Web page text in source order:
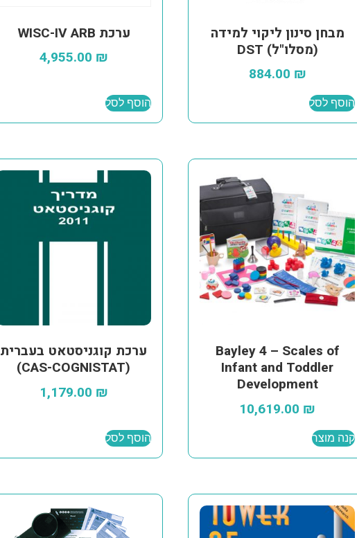
מבחן סינון ליקוי למידה
(מסלו"ל) DST
884.00 ₪
הוסף לסל
ערכת WISC-IV ARB
4,955.00 ₪
הוסף לסל
Bayley 4 – Scales of
Infant and Toddler
Development
10,619.00 ₪
קנה מוצר
ערכת קוגניסטאט בעברית
(CAS-COGNISTAT)
1,179.00 ₪
הוסף לסל